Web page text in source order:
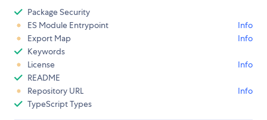
Package Security
ES Module Entrypoint
Info
Export Map
Info
Keywords
License
Info
README
Repository URL
Info
TypeScript Types